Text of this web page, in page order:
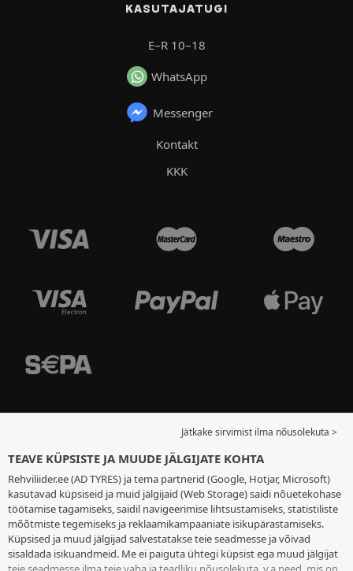
KASUTAJATUGI
E–R 10–18
WhatsApp
Messenger
Kontakt
KKK
Jätkake sirvimist ilma nõusolekuta >
TEAVE KÜPSISTE JA MUUDE JÄLGIJATE KOHTA
Rehviliider.ee (AD TYRES) ja tema partnerid (Google, Hotjar, Microsoft)
kasutavad küpsiseid ja muid jälgijaid (Web Storage) saidi nõuetekohase
töötamise tagamiseks, saidil navigeerimise lihtsustamiseks, statistiliste
mõõtmiste tegemiseks ja reklaamikampaaniate isikupärastamiseks.
Küpsised ja muud jälgijad salvestatakse teie seadmesse ja võivad
sisaldada isikuandmeid. Me ei paiguta ühtegi küpsist ega muud jälgijat